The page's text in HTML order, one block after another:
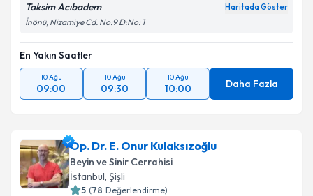
Taksim Acıbadem Haritada Göster
İnönü, Nizamiye Cd. No:9 D:No: 1
En Yakın Saatler
10 Ağu
09:00
10 Ağu
09:30
10 Ağu
10:00 Daha Fazla
Op. Dr. E. Onur Kulaksızoğlu
Beyin ve Sinir Cerrahisi
İstanbul, Şişli
5 (78 Değerlendirme)